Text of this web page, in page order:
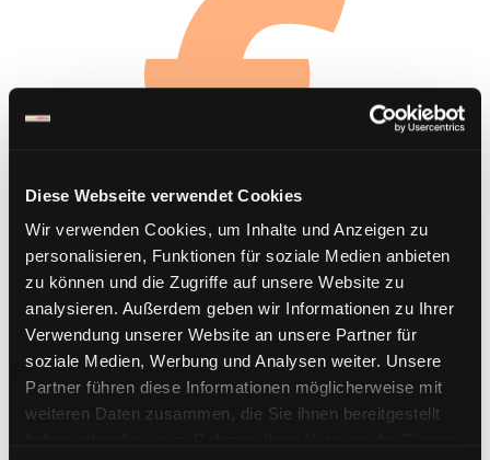
Diese Webseite verwendet Cookies
Wir verwenden Cookies, um Inhalte und Anzeigen zu
personalisieren, Funktionen für soziale Medien anbieten
zu können und die Zugriffe auf unsere Website zu
analysieren. Außerdem geben wir Informationen zu Ihrer
Verwendung unserer Website an unsere Partner für
soziale Medien, Werbung und Analysen weiter. Unsere
Partner führen diese Informationen möglicherweise mit
weiteren Daten zusammen, die Sie ihnen bereitgestellt